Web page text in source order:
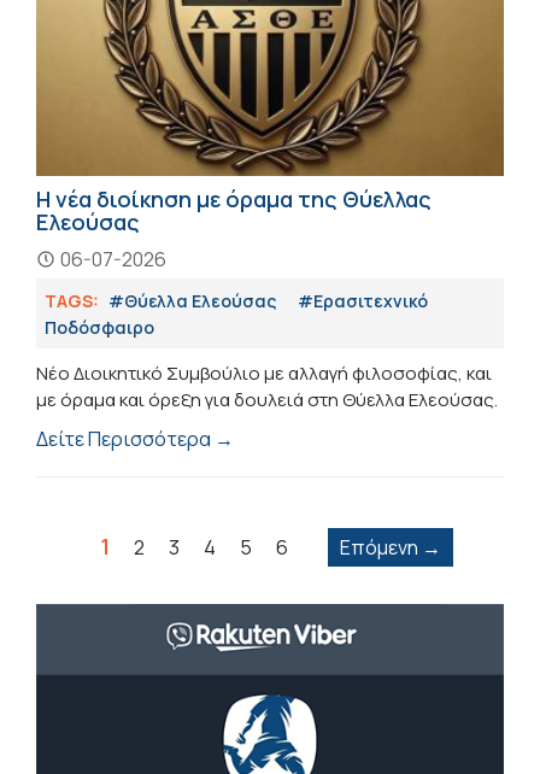
Η νέα διοίκηση με όραμα της Θύελλας
Ελεούσας
06-07-2026
TAGS: #Θύελλα Ελεούσας
#Eρασιτεχνικό
Ποδόσφαιρο
Νέο Διοικητικό Συμβούλιο με αλλαγή φιλοσοφίας, και
με όραμα και όρεξη για δουλειά στη Θύελλα Ελεούσας.
Δείτε Περισσότερα →
1 2 3 4 5 6 Επόμενη →